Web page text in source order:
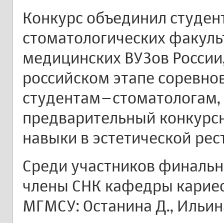
Конкурс объединил
стоматологических
медицинских ВУЗов
российском этапе
предварительный
навыки в эстетической
Среди участников
члены СНК кафедры
МГМСУ: Останина Д.,